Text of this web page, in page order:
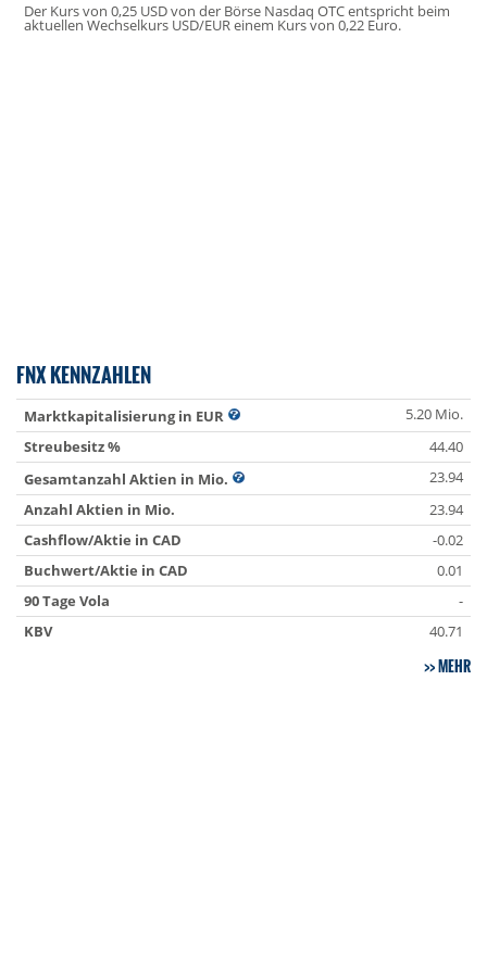
Der Kurs von 0,25 USD von der Börse Nasdaq OTC entspricht beim
aktuellen Wechselkurs USD/EUR einem Kurs von 0,22 Euro.
FNX KENNZAHLEN
Marktkapitalisierung in EUR
5.20 Mio.
Streubesitz %
44.40
Gesamtanzahl Aktien in Mio.
23.94
Anzahl Aktien in Mio.
23.94
Cashflow/Aktie in CAD
-0.02
Buchwert/Aktie in CAD
0.01
90 Tage Vola
-
KBV
40.71
MEHR